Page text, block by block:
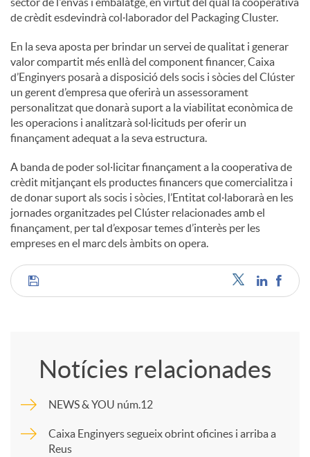
de crèdit esdevindrà col·laborador del Packaging Cluster.
En la seva aposta per brindar un servei de qualitat i generar
valor compartit més enllà del component financer, Caixa
d’Enginyers posarà a disposició dels socis i sòcies del Clúster
un gerent d’empresa que oferirà un assessorament
personalitzat que donarà suport a la viabilitat econòmica de
les operacions i analitzarà sol·licituds per oferir un
finançament adequat a la seva estructura.
A banda de poder sol·licitar finançament a la cooperativa de
crèdit mitjançant els productes financers que comercialitza i
de donar suport als socis i sòcies, l’Entitat col·laborarà en les
jornades organitzades pel Clúster relacionades amb el
finançament, per tal d’exposar temes d’interès per les
empreses en el marc dels àmbits on opera.
C
p
Notícies relacionades
NEWS & YOU núm.12
Caixa Enginyers segueix obrint oficines i arriba a
Reus